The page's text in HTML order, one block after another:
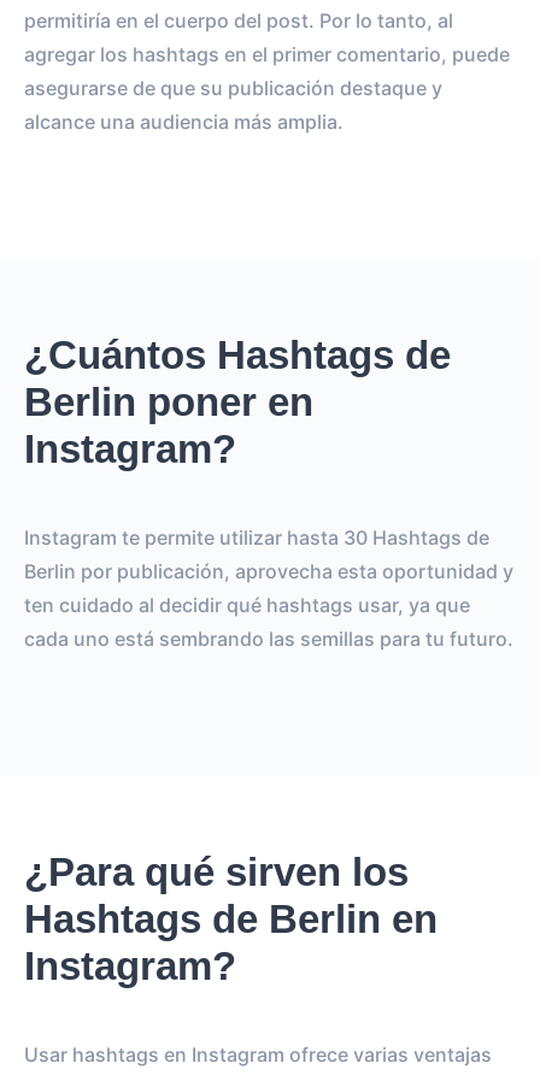
permitiría en el cuerpo del post. Por lo tanto, al
agregar los hashtags en el primer comentario, puede
asegurarse de que su publicación destaque y
alcance una audiencia más amplia.
¿Cuántos Hashtags de
Berlin poner en
Instagram?
Instagram te permite utilizar hasta 30 Hashtags de
Berlin por publicación, aprovecha esta oportunidad y
ten cuidado al decidir qué hashtags usar, ya que
cada uno está sembrando las semillas para tu futuro.
¿Para qué sirven los
Hashtags de Berlin en
Instagram?
Usar hashtags en Instagram ofrece varias ventajas